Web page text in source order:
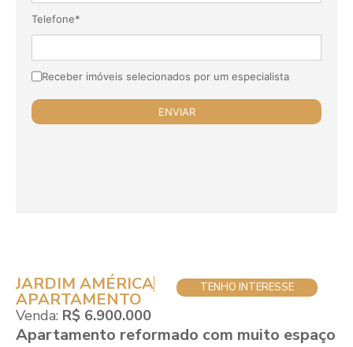
Telefone*
Receber imóveis selecionados por um especialista
JARDIM AMÉRICA
APARTAMENTO
Venda: R$ 6.900.000
TENHO INTERESSE
Apartamento reformado com muito espaço